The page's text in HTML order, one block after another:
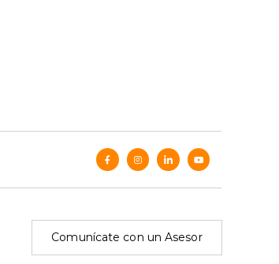
Comunícate con un Asesor